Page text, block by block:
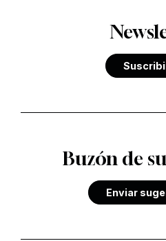
Buzón de
Enviar